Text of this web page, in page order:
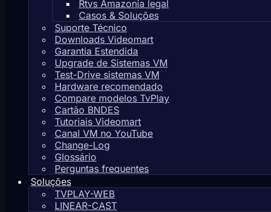
Rtvs Amazonia legal
Casos & Soluções
Suporte Técnico
Downloads Videomart
Garantia Estendida
Upgrade de Sistemas VM
Test-Drive sistemas VM
Hardware recomendado
Compare modelos TvPlay
Cartão BNDES
Tutoriais Videomart
Canal VM no YouTube
Change-Log
Glossário
Perguntas frequentes
Soluções
TVPLAY-WEB
LINEAR-CAST